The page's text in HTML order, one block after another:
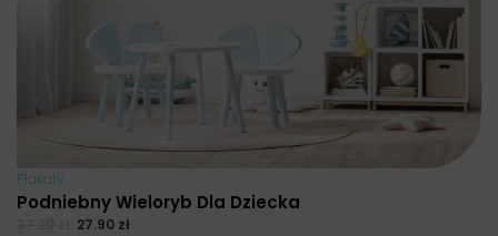
Plakaty
Podniebny Wieloryb Dla Dziecka
27.90 zł